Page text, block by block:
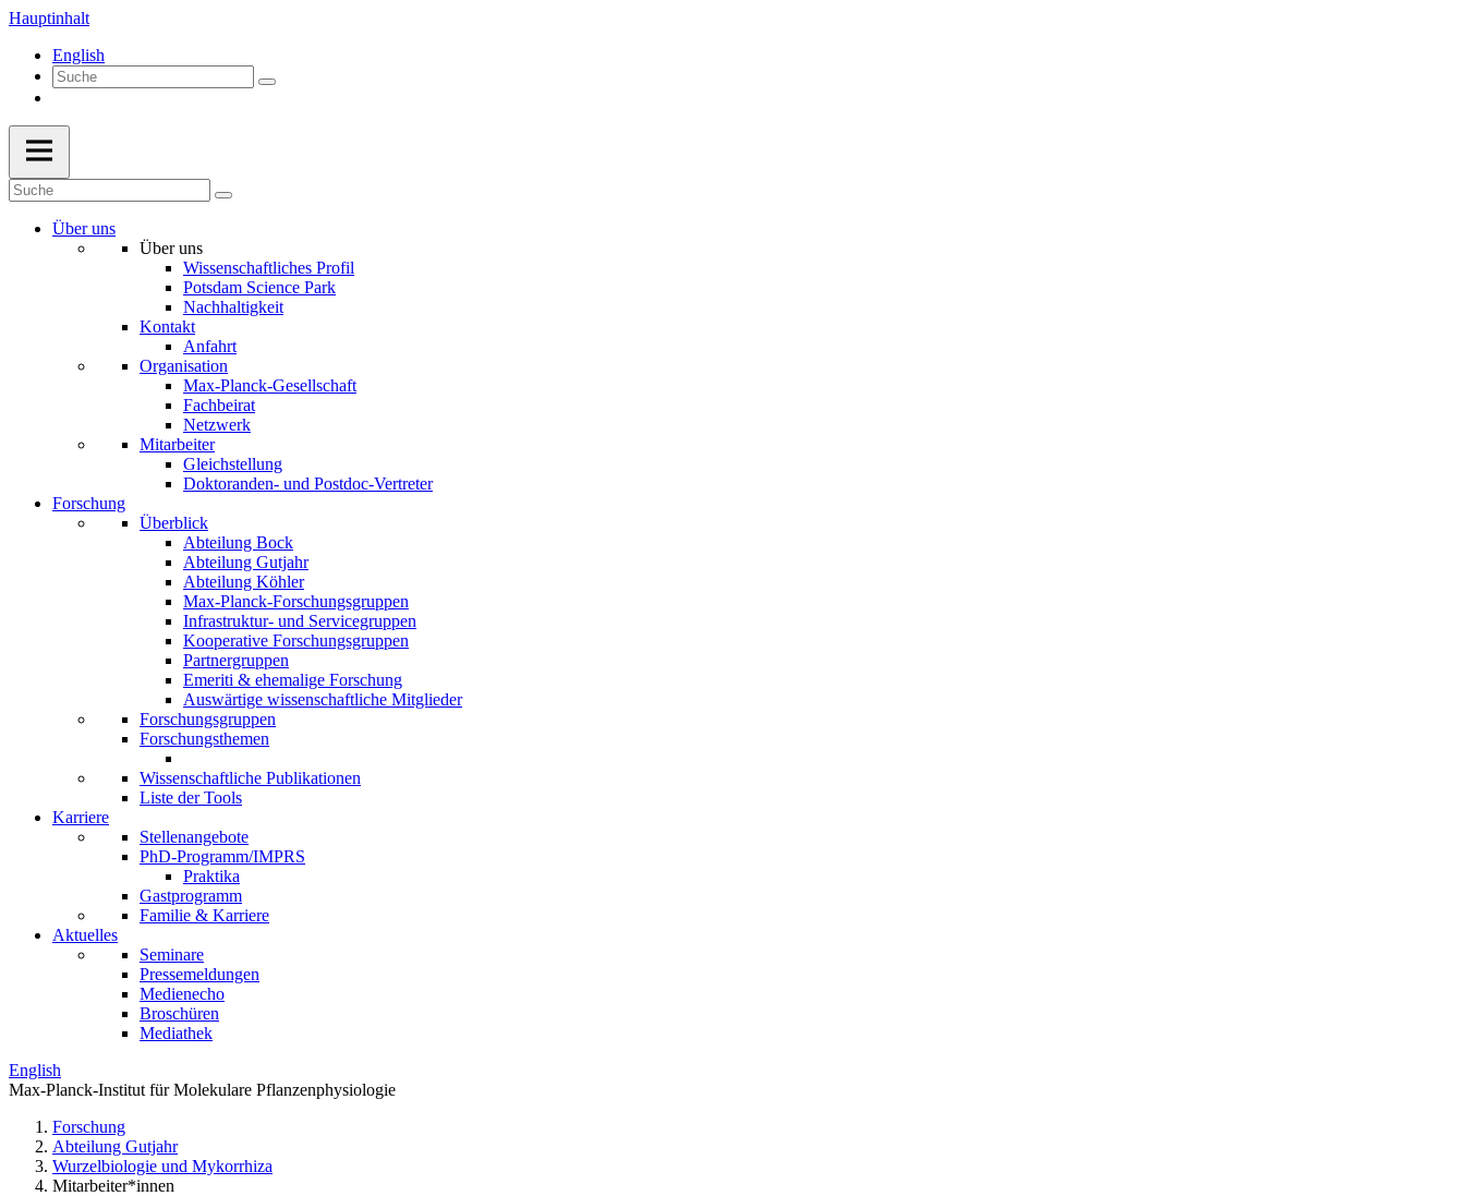
Hauptinhalt
English
Über uns
Über uns
Wissenschaftliches Profil
Potsdam Science Park
Nachhaltigkeit
Kontakt
Anfahrt
Organisation
Max-Planck-Gesellschaft
Fachbeirat
Netzwerk
Mitarbeiter
Gleichstellung
Doktoranden- und Postdoc-Vertreter
Forschung
Überblick
Abteilung Bock
Abteilung Gutjahr
Abteilung Köhler
Max-Planck-Forschungsgruppen
Infrastruktur- und Servicegruppen
Kooperative Forschungsgruppen
Partnergruppen
Emeriti & ehemalige Forschung
Auswärtige wissenschaftliche Mitglieder
Forschungsgruppen
Forschungsthemen
Wissenschaftliche Publikationen
Liste der Tools
Karriere
Stellenangebote
PhD-Programm/IMPRS
Praktika
Gastprogramm
Familie & Karriere
Aktuelles
Seminare
Pressemeldungen
Medienecho
Broschüren
Mediathek
English
Max-Planck-Institut für Molekulare Pflanzenphysiologie
Forschung
Abteilung Gutjahr
Wurzelbiologie und Mykorrhiza
Mitarbeiter*innen